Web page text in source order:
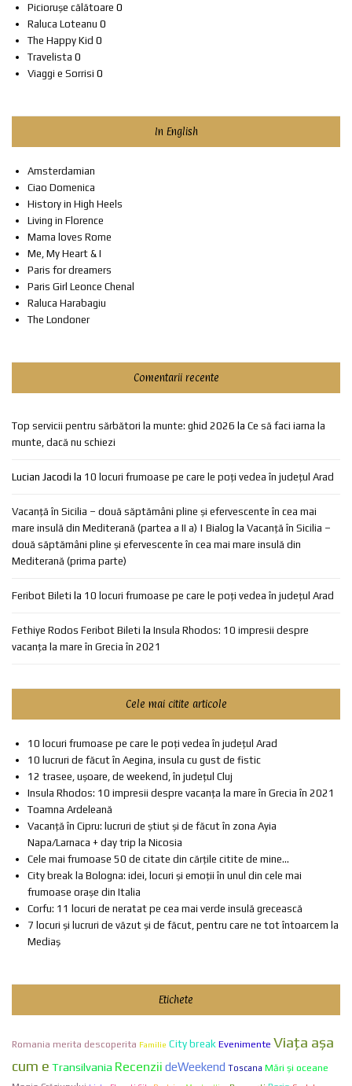
Piciorușe călătoare 0
Raluca Loteanu 0
The Happy Kid 0
Travelista 0
Viaggi e Sorrisi 0
In English
Amsterdamian
Ciao Domenica
History in High Heels
Living in Florence
Mama loves Rome
Me, My Heart & I
Paris for dreamers
Paris Girl Leonce Chenal
Raluca Harabagiu
The Londoner
Comentarii recente
Top servicii pentru sărbători la munte: ghid 2026 la Ce să faci iarna la
munte, dacă nu schiezi
Lucian Jacodi la 10 locuri frumoase pe care le poți vedea în județul Arad
Vacanță în Sicilia – două săptămâni pline și efervescente în cea mai
mare insulă din Mediterană (partea a II a) | Bialog la Vacanță în Sicilia –
două săptămâni pline și efervescente în cea mai mare insulă din
Mediterană (prima parte)
Feribot Bileti la 10 locuri frumoase pe care le poți vedea în județul Arad
Fethiye Rodos Feribot Bileti la Insula Rhodos: 10 impresii despre
vacanța la mare în Grecia în 2021
Cele mai citite articole
10 locuri frumoase pe care le poți vedea în județul Arad
10 lucruri de făcut în Aegina, insula cu gust de fistic
12 trasee, ușoare, de weekend, în județul Cluj
Insula Rhodos: 10 impresii despre vacanța la mare în Grecia în 2021
Toamna Ardeleană
Vacanță în Cipru: lucruri de știut și de făcut în zona Ayia
Napa/Larnaca + day trip la Nicosia
Cele mai frumoase 50 de citate din cărțile citite de mine...
City break la Bologna: idei, locuri și emoții în unul din cele mai
frumoase orașe din Italia
Corfu: 11 locuri de neratat pe cea mai verde insulă grecească
7 locuri și lucruri de văzut și de făcut, pentru care ne tot întoarcem la
Mediaș
Etichete
Romania merita descoperita Familie City break Evenimente Viaţa aşa
cum e Transilvania Recenzii deWeekend Toscana Mări și oceane